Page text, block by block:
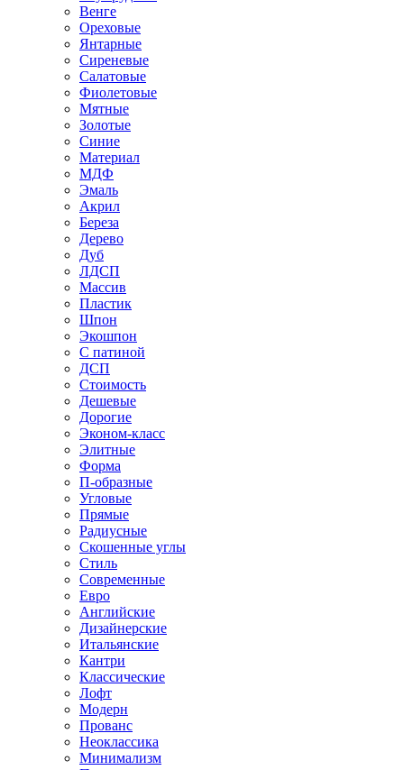
Венге
Ореховые
Янтарные
Сиреневые
Салатовые
Фиолетовые
Мятные
Золотые
Синие
Материал
МДФ
Эмаль
Акрил
Береза
Дерево
Дуб
ЛДСП
Массив
Пластик
Шпон
Экошпон
С патиной
ДСП
Стоимость
Дешевые
Дорогие
Эконом-класс
Элитные
Форма
П-образные
Угловые
Прямые
Радиусные
Скошенные углы
Стиль
Современные
Евро
Английские
Дизайнерские
Итальянские
Кантри
Классические
Лофт
Модерн
Прованс
Неоклассика
Минимализм